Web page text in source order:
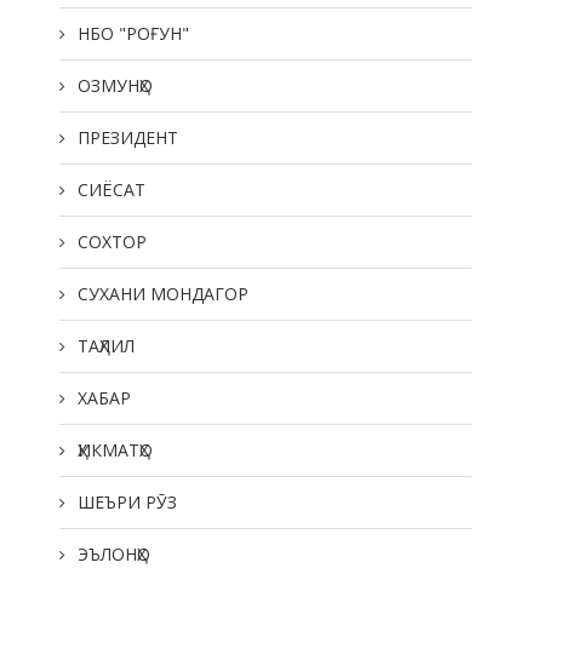
НБО "РОҒУН"
ОЗМУНҲО
ПРЕЗИДЕНТ
СИЁСАТ
СОХТОР
СУХАНИ МОНДАГОР
ТАҲЛИЛ
ХАБАР
ҲИКМАТҲО
ШЕЪРИ РӮЗ
ЭЪЛОНҲО